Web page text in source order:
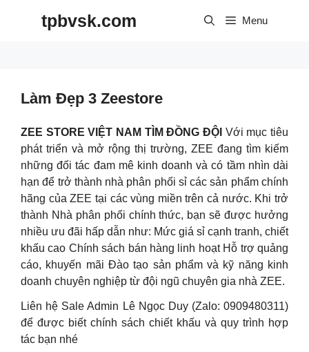
tpbvsk.com Menu
Làm Đẹp 3 Zeestore
ZEE STORE VIỆT NAM TÌM ĐỒNG ĐỘI Với mục tiêu
phát triển và mở rộng thị trường, ZEE đang tìm kiếm
những đối tác đam mê kinh doanh và có tầm nhìn dài
hạn để trở thành nhà phân phối sỉ các sản phẩm chính
hãng của ZEE tại các vùng miền trên cả nước. Khi trở
thành Nhà phân phối chính thức, bạn sẽ được hưởng
nhiều ưu đãi hấp dẫn như: Mức giá sỉ cạnh tranh, chiết
khấu cao Chính sách bán hàng linh hoạt Hỗ trợ quảng
cáo, khuyến mãi Đào tạo sản phẩm và kỹ năng kinh
doanh chuyên nghiệp từ đội ngũ chuyên gia nhà ZEE.
Liên hệ Sale Admin Lê Ngọc Duy (Zalo: 0909480311)
để được biết chính sách chiết khấu và quy trình hợp
tác bạn nhé